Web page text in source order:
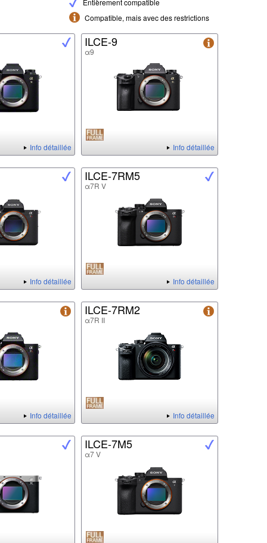
Entièrement compatible
Compatible, mais avec des restrictions
Info détaillée
ILCE-9
α9
Info détaillée
Info détaillée
ILCE-7RM5
α7R V
Info détaillée
Info détaillée
ILCE-7RM2
α7R II
Info détaillée
ILCE-7M5
α7 V